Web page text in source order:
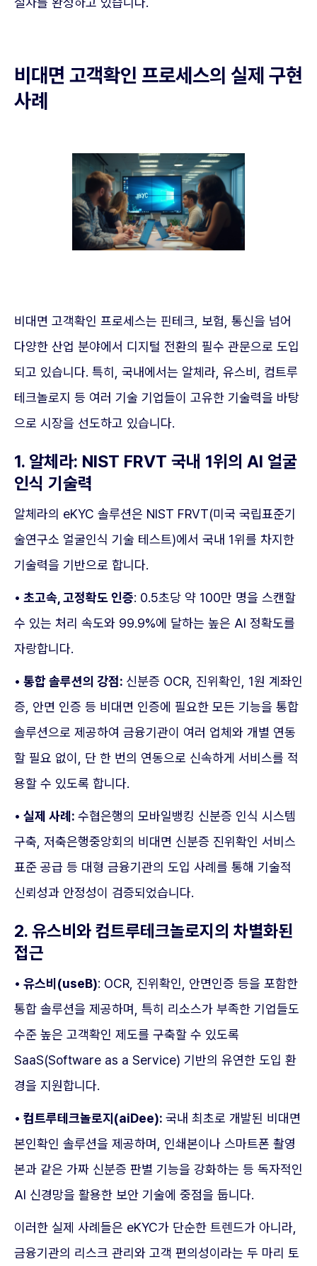
비대면 고객확인 프로세스의 실제 구현
사례
비대면 고객확인 프로세스는 핀테크, 보험, 통신을 넘어
다양한 산업 분야에서 디지털 전환의 필수 관문으로 도입
되고 있습니다. 특히, 국내에서는 알체라, 유스비, 컴트루
테크놀로지 등 여러 기술 기업들이 고유한 기술력을 바탕
으로 시장을 선도하고 있습니다.
1. 알체라: NIST FRVT 국내 1위의 AI 얼굴
인식 기술력
알체라의 eKYC 솔루션은 NIST FRVT(미국 국립표준기
술연구소 얼굴인식 기술 테스트)에서 국내 1위를 차지한
기술력을 기반으로 합니다.
• 초고속, 고정확도 인증: 0.5초당 약 100만 명을 스캔할
수 있는 처리 속도와 99.9%에 달하는 높은 AI 정확도를
자랑합니다.
• 통합 솔루션의 강점: 신분증 OCR, 진위확인, 1원 계좌인
증, 안면 인증 등 비대면 인증에 필요한 모든 기능을 통합
솔루션으로 제공하여 금융기관이 여러 업체와 개별 연동
할 필요 없이, 단 한 번의 연동으로 신속하게 서비스를 적
용할 수 있도록 합니다.
• 실제 사례: 수협은행의 모바일뱅킹 신분증 인식 시스템
구축, 저축은행중앙회의 비대면 신분증 진위확인 서비스
표준 공급 등 대형 금융기관의 도입 사례를 통해 기술적
신뢰성과 안정성이 검증되었습니다.
2. 유스비와 컴트루테크놀로지의 차별화된
접근
• 유스비(useB): OCR, 진위확인, 안면인증 등을 포함한
통합 솔루션을 제공하며, 특히 리소스가 부족한 기업들도
수준 높은 고객확인 제도를 구축할 수 있도록
SaaS(Software as a Service) 기반의 유연한 도입 환
경을 지원합니다.
• 컴트루테크놀로지(aiDee): 국내 최초로 개발된 비대면
본인확인 솔루션을 제공하며, 인쇄본이나 스마트폰 촬영
본과 같은 가짜 신분증 판별 기능을 강화하는 등 독자적인
AI 신경망을 활용한 보안 기술에 중점을 둡니다.
이러한 실제 사례들은 eKYC가 단순한 트렌드가 아니라,
금융기관의 리스크 관리와 고객 편의성이라는 두 마리 토